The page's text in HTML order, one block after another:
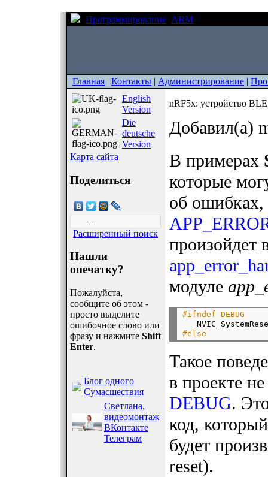
Программирование ARM
| Главная | Контакты | Администрирование |
English
Version
Die
deutsche
Version
Карта сайта
Поделиться
Расширенный поиск
Нашли
опечатку?
Пожалуйста,
сообщите об этом -
просто выделите
ошибочное слово или
фразу и нажмите Shift
Enter.
Блог одного
Сумасшествия
Светлана,
видеомонтаж
ВКонтакте
Телеграм
nRF5x: устройство BLE
Добавил(а)
В примерах
которые
об
произойдет
модуле
#ifndef DEBUG
#else
Такое
в проекте
DEBUG.
код,
будет
reset).